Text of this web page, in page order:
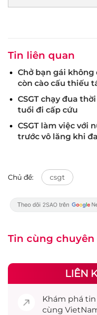
Tin liên quan
Chở bạn gái
còn cào cấu thiếu
CSGT chạy đua
tuổi đi cấp cứu
CSGT làm việc với
trước vô lăng khi
Chủ đề: csgt
Tin cùng
LIÊN
Khám phá
cùng